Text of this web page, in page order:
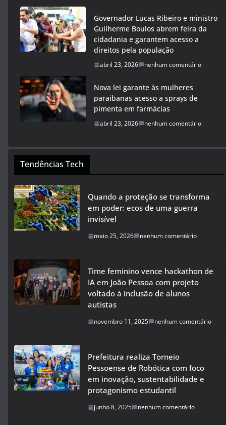
Governador Lucas Ribeiro e ministro
Guilherme Boulos abrem feira da
cidadania e garantem acesso a
direitos pela população
abril 23, 2026 nenhum comentário
Nova lei garante às mulheres
paraibanas acesso a sprays de
pimenta em farmácias
abril 23, 2026 nenhum comentário
Tendências Tech
Quando a proteção se transforma
em poder: ecos de uma guerra
invisível
maio 25, 2026 nenhum comentário
Time feminino vence hackathon de
IA em João Pessoa com projeto
voltado à inclusão de alunos
autistas
novembro 11, 2025 nenhum comentário
Prefeitura realiza Torneio
Pessoense de Robótica com foco
em inovação, sustentabilidade e
protagonismo estudantil
junho 8, 2025 nenhum comentário